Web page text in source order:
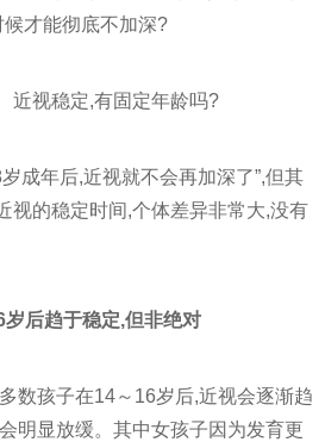
才能彻底不加深?
近视稳定,有固定年龄吗?
成年后,近视就不会再加深了”,但其
视的稳定时间,个体差异非常大,没有
后趋于稳定,但非绝对
数孩子在14～16岁后,近视会逐渐趋
明显放缓。其中女孩子因为发育更